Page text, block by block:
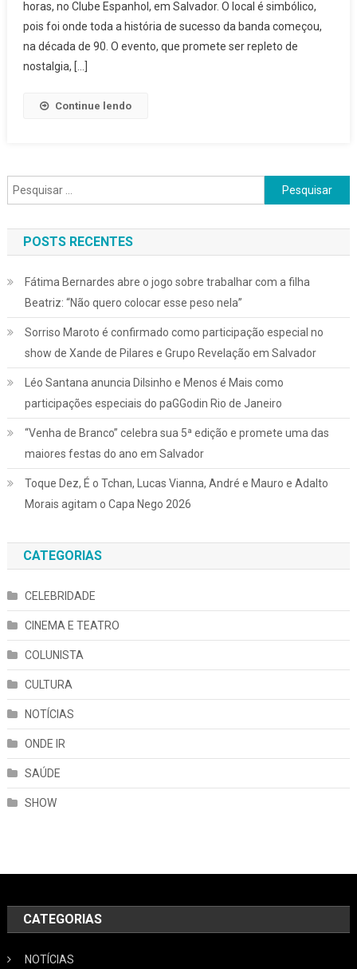
De
Turnê
Comemorativa:
Tchan
horas, no Clube Espanhol, em Salvador. O local é simbólico,
pois foi onde toda a história de sucesso da banda começou,
na década de 90. O evento, que promete ser repleto de
nostalgia, […]
Continue lendo
Pesquisar
por:
POSTS RECENTES
Fátima Bernardes abre o jogo sobre trabalhar com a filha
Beatriz: “Não quero colocar esse peso nela”
Sorriso Maroto é confirmado como participação especial no
show de Xande de Pilares e Grupo Revelação em Salvador
Léo Santana anuncia Dilsinho e Menos é Mais como
participações especiais do paGGodin Rio de Janeiro
“Venha de Branco” celebra sua 5ª edição e promete uma das
maiores festas do ano em Salvador
Toque Dez, É o Tchan, Lucas Vianna, André e Mauro e Adalto
Morais agitam o Capa Nego 2026
CATEGORIAS
CELEBRIDADE
CINEMA E TEATRO
COLUNISTA
CULTURA
NOTÍCIAS
ONDE IR
SAÚDE
SHOW
CATEGORIAS
NOTÍCIAS